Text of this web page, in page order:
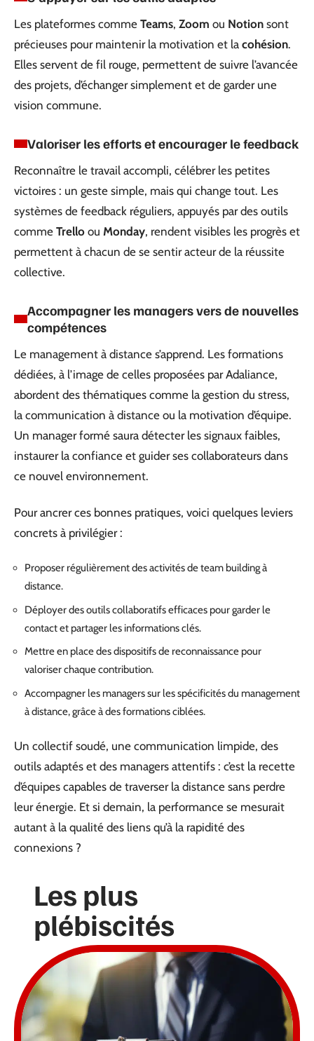
Les plateformes comme Teams, Zoom ou Notion sont
précieuses pour maintenir la motivation et la cohésion.
Elles servent de fil rouge, permettent de suivre l’avancée
des projets, d’échanger simplement et de garder une
vision commune.
Valoriser les efforts et encourager le feedback
Reconnaître le travail accompli, célébrer les petites
victoires : un geste simple, mais qui change tout. Les
systèmes de feedback réguliers, appuyés par des outils
comme Trello ou Monday, rendent visibles les progrès et
permettent à chacun de se sentir acteur de la réussite
collective.
Accompagner les managers vers de nouvelles
compétences
Le management à distance s’apprend. Les formations
dédiées, à l’image de celles proposées par Adaliance,
abordent des thématiques comme la gestion du stress,
la communication à distance ou la motivation d’équipe.
Un manager formé saura détecter les signaux faibles,
instaurer la confiance et guider ses collaborateurs dans
ce nouvel environnement.
Pour ancrer ces bonnes pratiques, voici quelques leviers
concrets à privilégier :
Proposer régulièrement des activités de team building à
distance.
Déployer des outils collaboratifs efficaces pour garder le
contact et partager les informations clés.
Mettre en place des dispositifs de reconnaissance pour
valoriser chaque contribution.
Accompagner les managers sur les spécificités du management
à distance, grâce à des formations ciblées.
Un collectif soudé, une communication limpide, des
outils adaptés et des managers attentifs : c’est la recette
d’équipes capables de traverser la distance sans perdre
leur énergie. Et si demain, la performance se mesurait
autant à la qualité des liens qu’à la rapidité des
connexions ?
Les plus
plébiscités